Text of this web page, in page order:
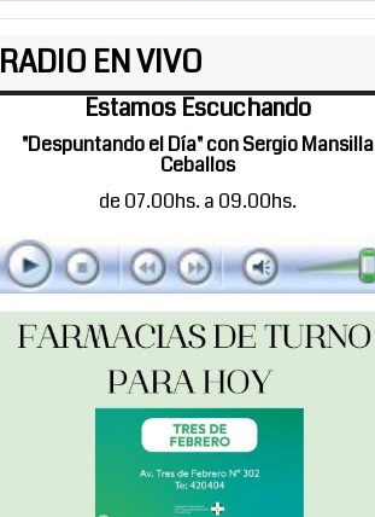
RADIO EN VIVO
Estamos Escuchando
"Despuntando el Día" con Sergio Mansilla
Ceballos
de 07.00hs. a 09.00hs.